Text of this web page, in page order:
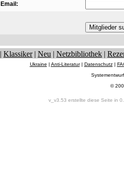
Email:
| Klassiker| Neu | Netzbibliothek |
Ukraine | Anti-Literatur| Datenschutz|
©
v_v3.53 erstellte diese Seite in